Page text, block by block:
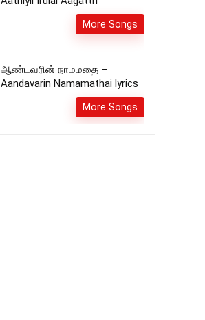
More Songs
ஆண்டவரின் நாமமதை –
Aandavarin Namamathai lyrics
More Songs